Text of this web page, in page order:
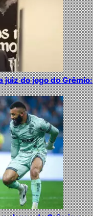
juiz do jogo do Grêmio: